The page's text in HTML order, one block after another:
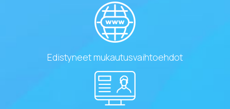
Edistyneet mukautusvaihtoehdot